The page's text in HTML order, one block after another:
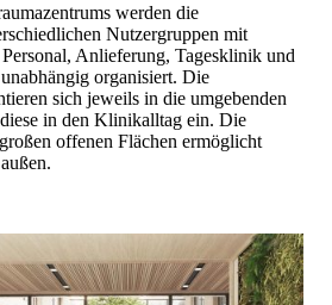
werden die
Nutzergruppen mit
Anlieferung, Tagesklinik und
organisiert. Die
sich jeweils in die umgebenden
in den Klinikalltag ein. Die
offenen Flächen ermöglicht